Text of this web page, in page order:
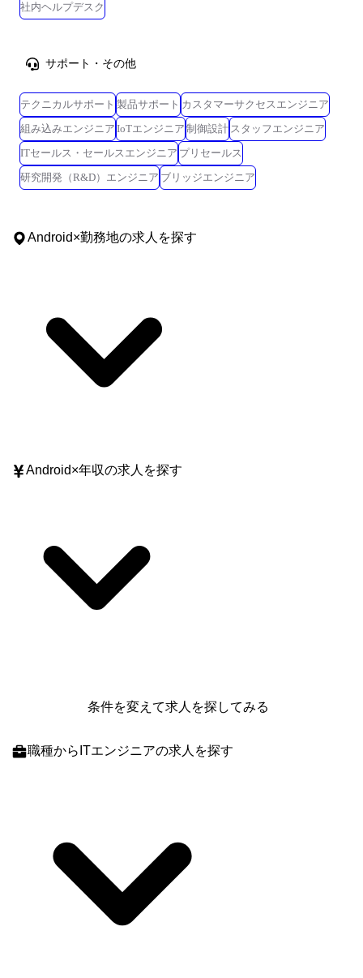
社内ヘルプデスク
サポート・その他
テクニカルサポート 製品サポート カスタマーサクセスエンジニア
組み込みエンジニア IoTエンジニア 制御設計 スタッフエンジニア
ITセールス・セールスエンジニア プリセールス
研究開発（R&D）エンジニア ブリッジエンジニア
Android×勤務地の求人を探す
Android×年収の求人を探す
条件を変えて求人を探してみる
職種からITエンジニアの求人を探す